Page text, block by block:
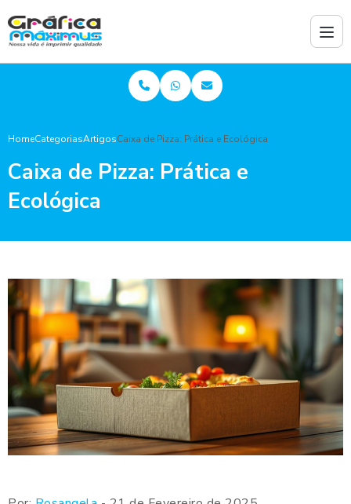
HomeCategoriasArtigosCaixa de Pizza: Prática e Ecológica
Caixa de Pizza: Prática e
Ecológica